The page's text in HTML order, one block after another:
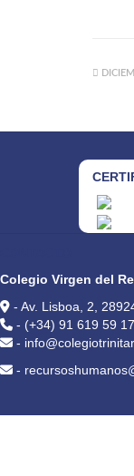
Colegio Virgen del
- Av. Lisboa, 2,
- (+34) 91 619 59 17
-
-